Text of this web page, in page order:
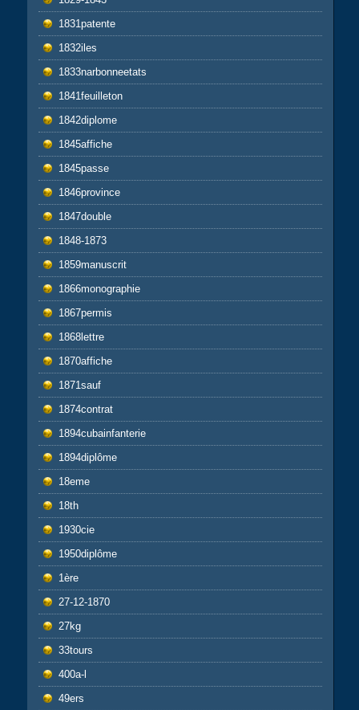
1831patente
1832iles
1833narbonneetats
1841feuilleton
1842diplome
1845affiche
1845passe
1846province
1847double
1848-1873
1859manuscrit
1866monographie
1867permis
1868lettre
1870affiche
1871sauf
1874contrat
1894cubainfanterie
1894diplôme
18eme
18th
1930cie
1950diplôme
1ère
27-12-1870
27kg
33tours
400a-l
49ers